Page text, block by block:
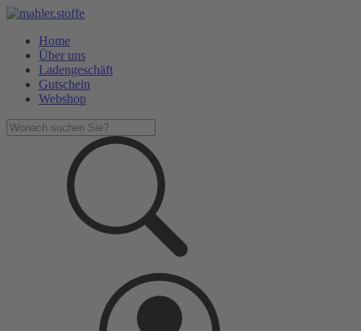
Home
Über uns
Ladengeschäft
Gutschein
Webshop